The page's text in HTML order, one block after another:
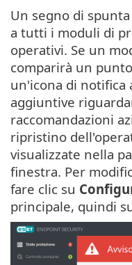
Un segno di
a tutti i moduli di
operativi. Se un
comparirà un
un'icona di notifica
aggiuntive
raccomandazioni
ripristino
visualizzate nella
finestra. Per
fare clic su
principale, quindi